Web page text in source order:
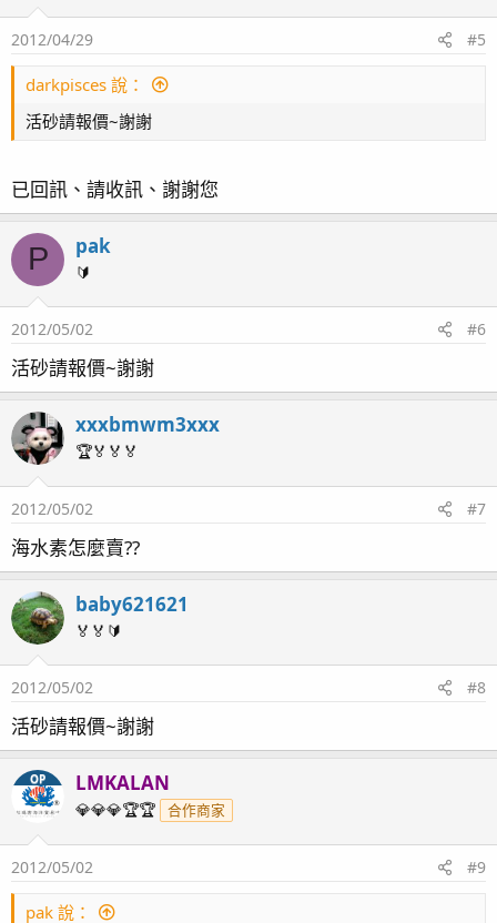
2012/04/29 #5
darkpisces 說：
活砂請報價~謝謝
已回訊、請收訊、謝謝您
P pak
🔰
2012/05/02 #6
活砂請報價~謝謝
xxxbmwm3xxx
🏆🏅🏅🏅
2012/05/02 #7
海水素怎麼賣??
baby621621
🏅🏅🔰
2012/05/02 #8
活砂請報價~謝謝
OP LMKALAN
💎💎💎🏆🏆 合作商家
2012/05/02 #9
pak 說：